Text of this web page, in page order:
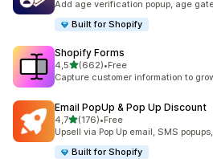
Add age verification popup, age
Built for Shopify
Shopify Forms
4,5de 5 estrelas
(662)
662 total de avaliações
•Free
Capture customer information to
Email PopUp & Pop Up Discount
4,7de 5 estrelas
(176)
176 total de avaliações
•Free
Upsell via Pop Up email, SMS
Built for Shopify